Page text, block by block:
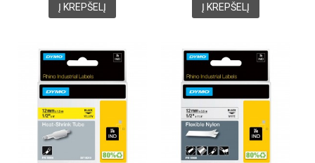
Į KREPŠELĮ Į KREPŠELĮ